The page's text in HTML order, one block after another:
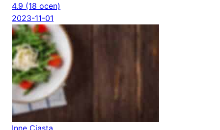
4.9 (18 ocen)
2023-11-01
Inne Ciasta